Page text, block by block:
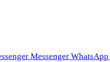
Messenger WhatsApp